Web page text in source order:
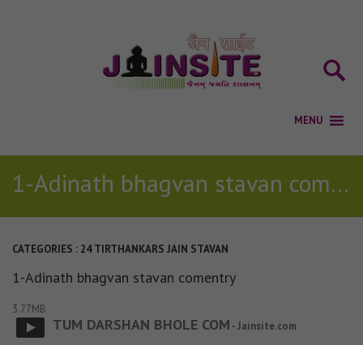
1-Adinath bhagvan stavan comentry
CATEGORIES : 24 TIRTHANKARS JAIN STAVAN
1-Adinath bhagvan stavan comentry
3.77MB
TUM DARSHAN BHOLE COM - Jainsite.com